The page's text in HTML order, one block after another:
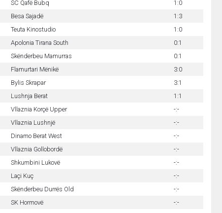
SC Qafë Bubq
1:0
Besa Sajadë
1:3
Teuta Kinostudio
1:0
Apolonia Tirana South
0:1
Skënderbeu Mamurras
0:1
Flamurtari Mënikë
3:0
Bylis Skrapar
3:1
Lushnja Berat
1:1
Vllaznia Korçë Upper
-:-
Vllaznia Lushnjë
-:-
Dinamo Berat West
-:-
Vllaznia Gollobordë
-:-
Shkumbini Lukovë
-:-
Laçi Kuç
-:-
Skënderbeu Durrës Old
-:-
SK Hormovë
-:-